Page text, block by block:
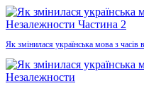
Як змінилася українська мова з